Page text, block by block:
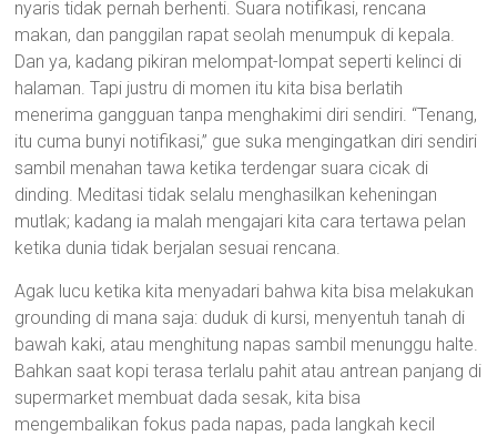
nyaris tidak pernah berhenti. Suara notifikasi, rencana
makan, dan panggilan rapat seolah menumpuk di kepala.
Dan ya, kadang pikiran melompat-lompat seperti kelinci di
halaman. Tapi justru di momen itu kita bisa berlatih
menerima gangguan tanpa menghakimi diri sendiri. “Tenang,
itu cuma bunyi notifikasi,” gue suka mengingatkan diri sendiri
sambil menahan tawa ketika terdengar suara cicak di
dinding. Meditasi tidak selalu menghasilkan keheningan
mutlak; kadang ia malah mengajari kita cara tertawa pelan
ketika dunia tidak berjalan sesuai rencana.
Agak lucu ketika kita menyadari bahwa kita bisa melakukan
grounding di mana saja: duduk di kursi, menyentuh tanah di
bawah kaki, atau menghitung napas sambil menunggu halte.
Bahkan saat kopi terasa terlalu pahit atau antrean panjang di
supermarket membuat dada sesak, kita bisa
mengembalikan fokus pada napas, pada langkah kecil